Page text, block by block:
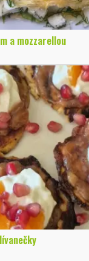
a mozzarellou